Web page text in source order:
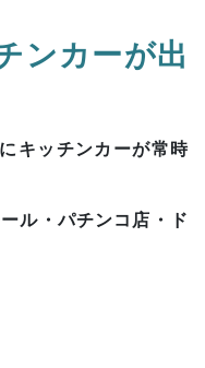
ンカーが出
キッチンカーが常時
ル・パチンコ店・ド